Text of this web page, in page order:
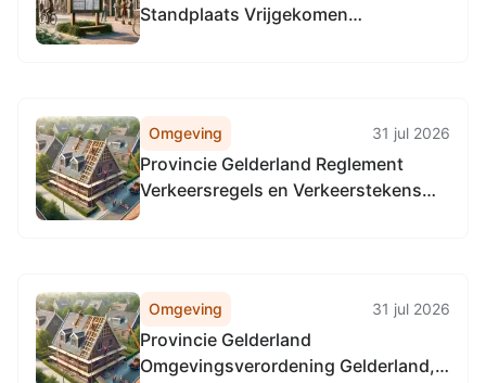
Standplaats Vrijgekomen
Omgeving 31 jul 2026
Provincie Gelderland Reglement
Verkeersregels en Verkeerstekens
Omgeving 31 jul 2026
Provincie Gelderland
Omgevingsverordening Gelderland,